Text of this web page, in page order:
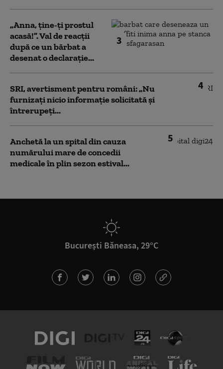
3
„Anna, ţine-ţi prostul
acasă!”. Val de reacții
după ce un bărbat a
desenat o declarație...
4
SRI, avertisment pentru români: „Nu
furnizați nicio informație solicitată și
întrerupeți...
5
Anchetă la un spital din cauza
numărului mare de concedii
medicale în plin sezon estival...
București Băneasa, 29°C